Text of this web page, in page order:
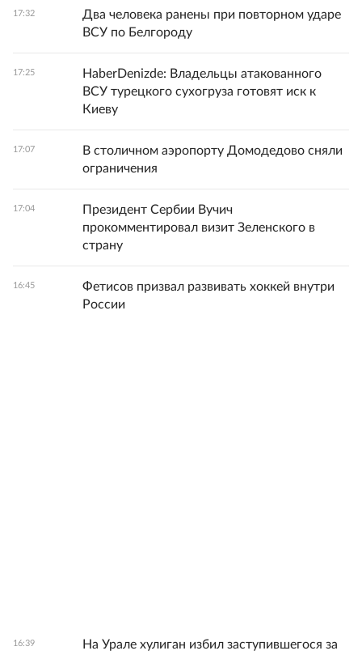
17:32
Два человека ранены при повторном ударе
ВСУ по Белгороду
17:25
HaberDenizde: Владельцы атакованного
ВСУ турецкого сухогруза готовят иск к
Киеву
17:07
В столичном аэропорту Домодедово сняли
ограничения
17:04
Президент Сербии Вучич
прокомментировал визит Зеленского в
страну
16:45
Фетисов призвал развивать хоккей внутри
России
16:39
На Урале хулиган избил заступившегося за